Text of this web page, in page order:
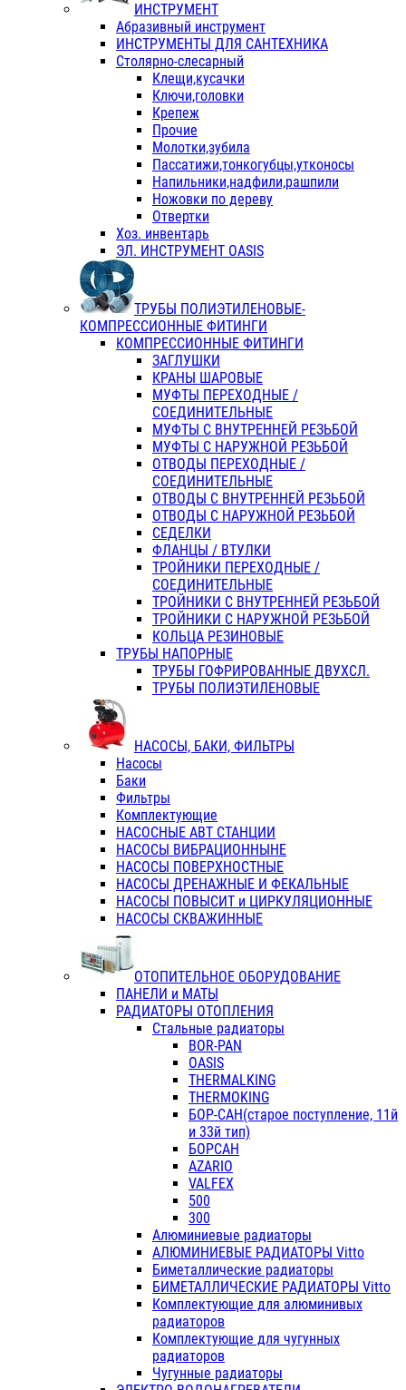
ИНСТРУМЕНТ
Абразивный инструмент
ИНСТРУМЕНТЫ ДЛЯ САНТЕХНИКА
Столярно-слесарный
Клещи,кусачки
Ключи,головки
Крепеж
Прочие
Молотки,зубила
Пассатижи,тонкогубцы,утконосы
Напильники,надфили,рашпили
Ножовки по дереву
Отвертки
Хоз. инвентарь
ЭЛ. ИНСТРУМЕНТ OASIS
ТРУБЫ ПОЛИЭТИЛЕНОВЫЕ-
КОМПРЕССИОННЫЕ ФИТИНГИ
КОМПРЕССИОННЫЕ ФИТИНГИ
ЗАГЛУШКИ
КРАНЫ ШАРОВЫЕ
МУФТЫ ПЕРЕХОДНЫЕ /
СОЕДИНИТЕЛЬНЫЕ
МУФТЫ С ВНУТРЕННЕЙ РЕЗЬБОЙ
МУФТЫ С НАРУЖНОЙ РЕЗЬБОЙ
ОТВОДЫ ПЕРЕХОДНЫЕ /
СОЕДИНИТЕЛЬНЫЕ
ОТВОДЫ С ВНУТРЕННЕЙ РЕЗЬБОЙ
ОТВОДЫ С НАРУЖНОЙ РЕЗЬБОЙ
СЕДЕЛКИ
ФЛАНЦЫ / ВТУЛКИ
ТРОЙНИКИ ПЕРЕХОДНЫЕ /
СОЕДИНИТЕЛЬНЫЕ
ТРОЙНИКИ С ВНУТРЕННЕЙ РЕЗЬБОЙ
ТРОЙНИКИ С НАРУЖНОЙ РЕЗЬБОЙ
КОЛЬЦА РЕЗИНОВЫЕ
ТРУБЫ НАПОРНЫЕ
ТРУБЫ ГОФРИРОВАННЫЕ ДВУХСЛ.
ТРУБЫ ПОЛИЭТИЛЕНОВЫЕ
НАСОСЫ, БАКИ, ФИЛЬТРЫ
Насосы
Баки
Фильтры
Комплектующие
НАСОСНЫЕ АВТ СТАНЦИИ
НАСОСЫ ВИБРАЦИОННЫНЕ
НАСОСЫ ПОВЕРХНОСТНЫЕ
НАСОСЫ ДРЕНАЖНЫЕ И ФЕКАЛЬНЫЕ
НАСОСЫ ПОВЫСИТ и ЦИРКУЛЯЦИОННЫЕ
НАСОСЫ СКВАЖИННЫЕ
ОТОПИТЕЛЬНОЕ ОБОРУДОВАНИЕ
ПАНЕЛИ и МАТЫ
РАДИАТОРЫ ОТОПЛЕНИЯ
Стальные радиаторы
BOR-PAN
OASIS
THERMALKING
THERMOKING
БОР-САН(старое поступление, 11й
и 33й тип)
БОРСАН
AZARIO
VALFEX
500
300
Алюминиевые радиаторы
АЛЮМИНИЕВЫЕ РАДИАТОРЫ Vitto
Биметаллические радиаторы
БИМЕТАЛЛИЧЕСКИЕ РАДИАТОРЫ Vitto
Комплектующие для алюминивых
радиаторов
Комплектующие для чугунных
радиаторов
Чугунные радиаторы